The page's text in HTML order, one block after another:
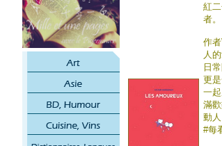
紅
者。
作
人
日
更
一
滿
動
#每